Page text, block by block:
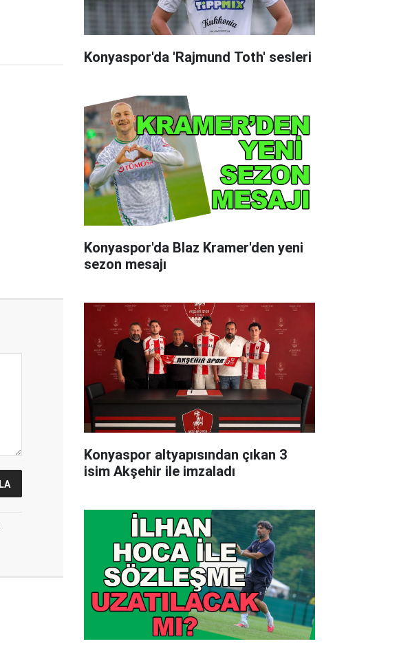
Konyaspor'da 'Rajmund Toth' sesleri
Konyaspor'da Blaz Kramer'den yeni
sezon mesajı
Konyaspor altyapısından çıkan 3
isim Akşehir ile imzaladı